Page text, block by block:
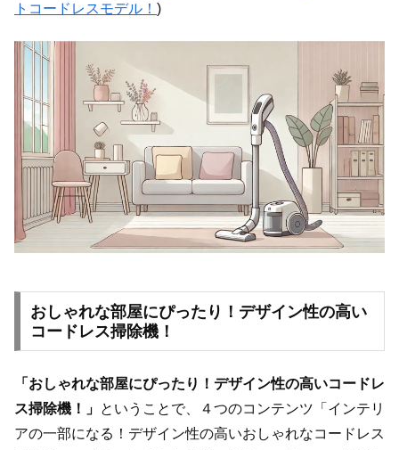
トコードレスモデル！ )
おしゃれな部屋にぴったり！デザイン性の高い
コードレス掃除機！
「おしゃれな部屋にぴったり！デザイン性の高いコードレ
ス掃除機！」 ということで、４つのコンテンツ「インテリ
アの一部になる！デザイン性の高いおしゃれなコードレス